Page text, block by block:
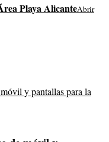
Playa AlicanteAbrir